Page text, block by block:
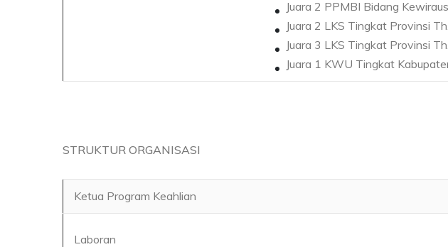
Juara 2 PPMBI Bidang
Juara 2 LKS Tingkat Provinsi
Juara 3 LKS Tingkat Provinsi
Juara 1 KWU Tingkat
STRUKTUR ORGANISASI
Ketua Program Keahlian
Laboran